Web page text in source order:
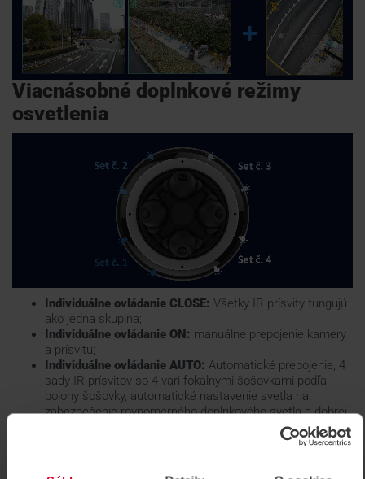
Viacnásobné doplnkové režimy
osvetlenia
Individuálne ovládanie CLOSE: Všetky IR prísvity fungujú
ako jedna skupina;
Individuálne ovládanie ON: manuálne prepojenie kamery
a prísvitu;
Individuálne ovládanie AUTO: Automatické prepojenie, 4
sady IR prísvitov so 4 vari fokálnymi šošovkami podľa
polohy šošovky, automatické nastavenie svetla na
zabezpečenie rovnomerného doplnkového svetla a dobrej